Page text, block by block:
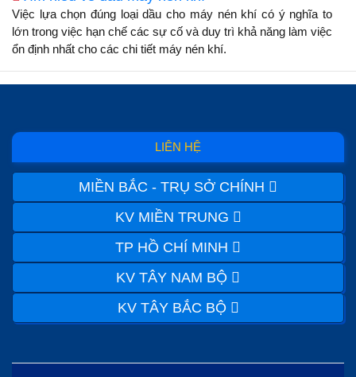
Việc lựa chọn đúng loại dầu cho máy nén khí có ý nghĩa to
lớn trong việc hạn chế các sự cố và duy trì khả năng làm việc
ổn định nhất cho các chi tiết máy nén khí.
LIÊN HỆ
MIỀN BẮC - TRỤ SỞ CHÍNH
KV MIỀN TRUNG
TP HỒ CHÍ MINH
KV TÂY NAM BỘ
KV TÂY BẮC BỘ